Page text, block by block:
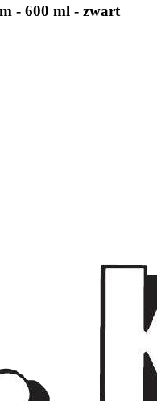
- 600 ml - zwart